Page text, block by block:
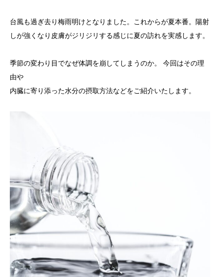
台風も過ぎ去り梅雨明けとなりました。これからが夏本番。陽射
しが強くなり皮膚がジリジリする感じに夏の訪れを実感します。
季節の変わり目でなぜ体調を崩してしまうのか。 今回はその理
由や
内臓に寄り添った水分の摂取方法などをご紹介いたします。